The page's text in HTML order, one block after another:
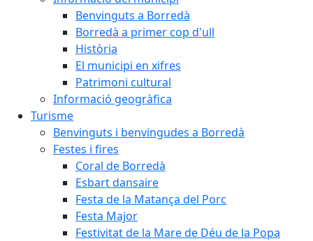
Benvinguts a Borredà
Borredà a primer cop d'ull
Història
El municipi en xifres
Patrimoni cultural
Informació geogràfica
Turisme
Benvinguts i benvingudes a Borredà
Festes i fires
Coral de Borredà
Esbart dansaire
Festa de la Matança del Porc
Festa Major
Festivitat de la Mare de Déu de la Popa